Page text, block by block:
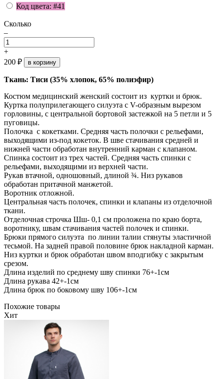
Код цвета: #41
Сколько
–
+
200 ₽ в корзину
Ткань: Тиси (35% хлопок, 65% полиэфир)
Костюм медицинский женский состоит из куртки и брюк.
Куртка полуприлегающего силуэта с V-образным вырезом
горловины, с центральной бортовой застежкой на 5 петли и 5
пуговицы.
Полочка с кокетками. Средняя часть полочки с рельефами,
выходящими из-под кокеток. В шве стачивания средней и
нижней части обработан внутренний карман с клапаном.
Спинка состоит из трех частей. Средняя часть спинки с
рельефами, выходящими из верхней части.
Рукав втачной, одношовный, длиной ¾. Низ рукавов
обработан притачной манжетой.
Воротник отложной.
Центральная часть полочек, спинки и клапаны из отделочной
ткани.
Отделочная строчка Шш- 0,1 см проложена по краю борта,
воротнику, швам стачивания частей полочек и спинки.
Брюки прямого силуэта по линии талии стянуты эластичной
тесьмой. На задней правой половине брюк накладной карман.
Низ куртки и брюк обработан швом вподгибку с закрытым
срезом.
Длина изделий по среднему шву спинки 76+-1см
Длина рукава 42+-1см
Длина брюк по боковому шву 106+-1см
Похожие товары
Хит